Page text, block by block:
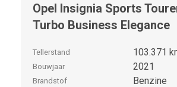
Opel Insignia Sports
Turbo Business Elegance
Tellerstand 103.371
Bouwjaar 2021
Brandstof Benzine